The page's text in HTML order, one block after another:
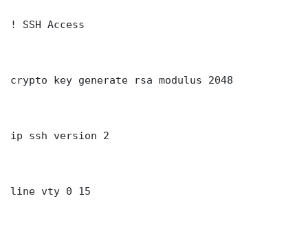
! SSH Access
crypto key generate rsa modulus 2048
ip ssh version 2
line vty 0 15